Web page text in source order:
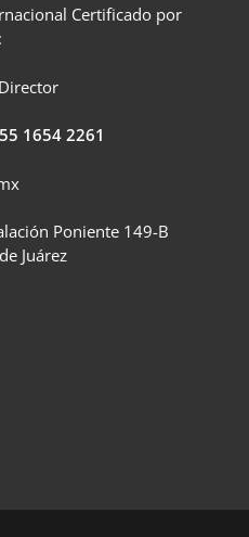
Certificado por
55 1654 2261
Poniente 149-B
Juárez